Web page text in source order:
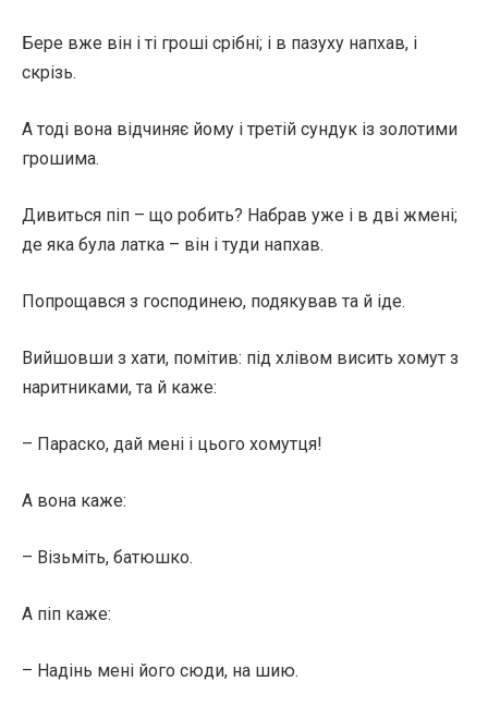
Бере вже він і ті гроші срібні; і в пазуху напхав, і
скрізь.
А тоді вона відчиняє йому і третій сундук із золотими
грошима.
Дивиться піп – що робить? Набрав уже і в дві жмені;
де яка була латка – він і туди напхав.
Попрощався з господинею, подякував та й іде.
Вийшовши з хати, помітив: під хлівом висить хомут з
наритниками, та й каже:
– Параско, дай мені і цього хомутця!
А вона каже:
– Візьміть, батюшко.
А піп каже:
– Надінь мені його сюди, на шию.